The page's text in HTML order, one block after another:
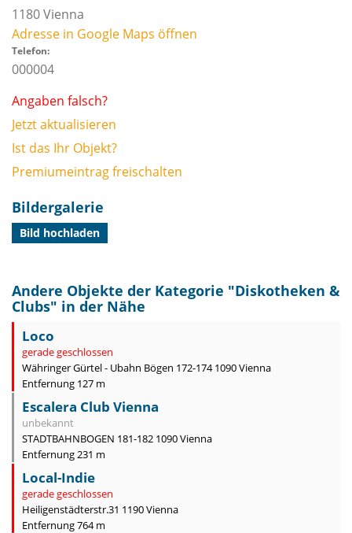
1180Vienna
Adresse in Google Maps öffnen
Telefon:
000004
Angaben falsch?
Jetzt aktualisieren
Ist das Ihr Objekt?
Premiumeintrag freischalten
Bildergalerie
Bild hochladen
Andere Objekte der Kategorie "Diskotheken &
Clubs" in der Nähe
Loco
gerade geschlossen
Währinger Gürtel - Ubahn Bögen 172-174 1090 Vienna
Entfernung 127 m
Escalera Club Vienna
unbekannt
STADTBAHNBOGEN 181-182 1090 Vienna
Entfernung 231 m
Local-Indie
gerade geschlossen
Heiligenstädterstr.31 1190 Vienna
Entfernung 764 m